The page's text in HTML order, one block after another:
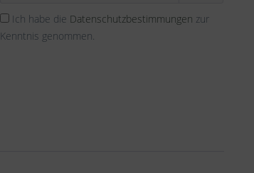
Ich habe die Datenschutzbestimmungen zur
Kenntnis genommen.